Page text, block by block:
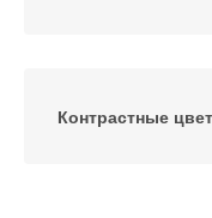
Контрастные